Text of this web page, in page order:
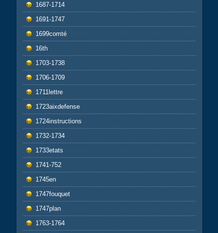
1687-1714
1691-1747
1699comté
16th
1703-1738
1706-1709
1711lettre
1723aixdefense
1724instructions
1732-1734
1733etats
1741-752
1745en
1747fouquet
1747plan
1763-1764